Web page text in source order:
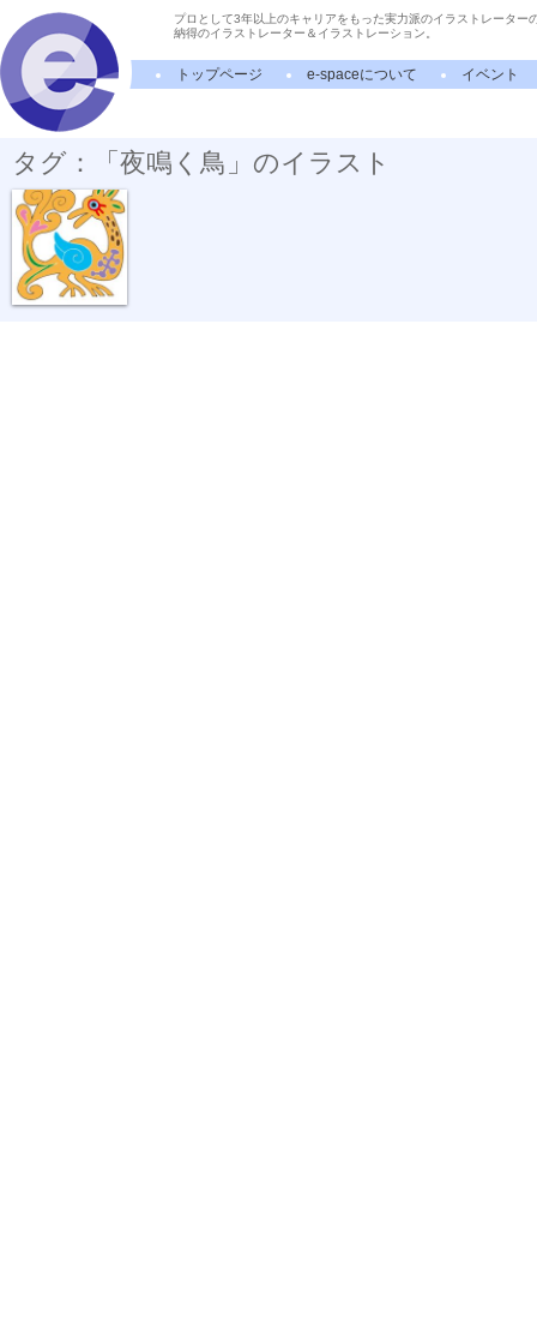
プロとして3年以上のキャリアをもった実力派のイラストレーター
納得のイラストレーター＆イラストレーション。
トップページ e-spaceについて イベント
タグ：「夜鳴く鳥」のイラスト
夜鳴く鳥